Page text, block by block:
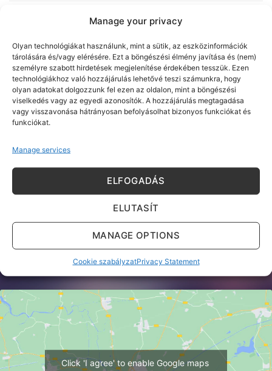
Manage your privacy
Olyan technológiákat használunk, mint a sütik, az eszközinformációk
tárolására és/vagy elérésére. Ezt a böngészési élmény javítása és (nem)
személyre szabott hirdetések megjelenítése érdekében tesszük. Ezen
technológiákhoz való hozzájárulás lehetővé teszi számunkra, hogy
olyan adatokat dolgozzunk fel ezen az oldalon, mint a böngészési
viselkedés vagy az egyedi azonosítók. A hozzájárulás megtagadása
vagy visszavonása hátrányosan befolyásolhat bizonyos funkciókat és
funkciókat.
Manage services
ELFOGADÁS
ELUTASÍT
MANAGE OPTIONS
Cookie szabályzatPrivacy Statement
KAPCSOLÓDÓ TERMÉKEK
EGYÉB TERMÉKEK, VEGYI ÁRU
bevonatú fólia
EGYÉB TERMÉKEK, VEGYI ÁRU
Allstar Crinkle M/8″ kesztyű
latex bevonattal, ráncolt
felület
Click 'I agree' to enable Google maps